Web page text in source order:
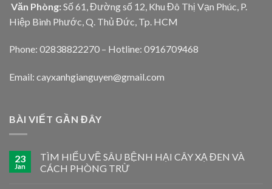
Văn Phòng: Số 61, Đường số 12, Khu Đô Thị Vạn Phúc, P.
Hiệp Bình Phước, Q. Thủ Đức, Tp. HCM
Phone: 02838822270 – Hotline: 0916709468
Email: cayxanhgianguyen@gmail.com
BÀI VIẾT GẦN ĐÂY
23
Jan
TÌM HIỂU VỀ SÂU BỆNH HẠI CÂY XẠ ĐEN VÀ
CÁCH PHÒNG TRỪ